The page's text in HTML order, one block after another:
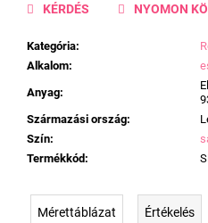
Kategória:
Alkalom:
Anyag:
Származási ország:
Szín:
Termékkód:
KÉRDÉS NYOMON
Mérettáblázat Értékelés